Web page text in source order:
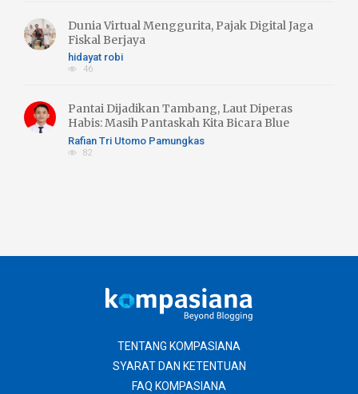
Dunia Virtual Menggurita, Pajak Digital Jaga
Fiskal Berjaya
hidayat robi
46
Pantai Dijadikan Tambang, Laut Diperas
Habis: Masih Pantaskah Kita Bicara Blue
Economy atau Blue Trust Exlpoitation??
Rafian Tri Utomo Pamungkas
82
TENTANG KOMPASIANA
SYARAT DAN KETENTUAN
FAQ KOMPASIANA